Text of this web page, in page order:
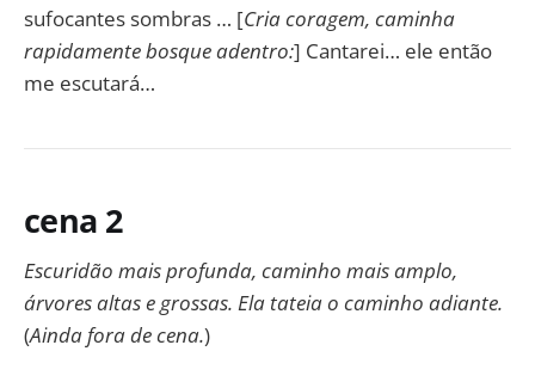
sufocantes sombras … [Cria coragem, caminha
rapidamente bosque adentro:] Cantarei… ele então
me escutará…
cena 2
Escuridão mais profunda, caminho mais amplo,
árvores altas e grossas. Ela tateia o caminho adiante.
(Ainda fora de cena.)